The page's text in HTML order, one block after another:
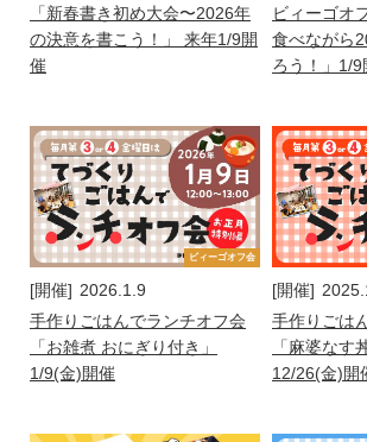
「新春書き初め大会〜2026年
の決意を書こう！」 来年1/9開
催
ビィーゴオ
食べながら
ろう！」1/9
ビィーゴオフ会
[開催] 2026.1.9
手作りごはんでランチオフ会
「お雑煮 おにぎり付き」
1/9(金)開催
[開催]
手作りごは
「麻婆なす
12/26(金)開